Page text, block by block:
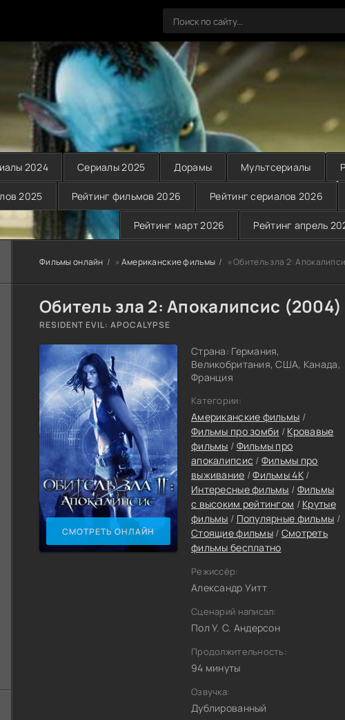
2024 Сериалы 2025 Дорамы Мультсериалы
2025 Рейтинг фильмов 2026 Рейтинг сериалов 2026
Рейтинг март 2026 Рейтинг апрель
Фильмы онлайн » Американские фильмы » Обитель зла 2:
Обитель зла 2: Апокалипсис (2004)
RESIDENT EVIL: APOCALYPSE
СМОТРЕТЬ ОНЛАЙН
Страна: Германия,
Великобритания, США, Канада,
Франция
Категории:
Американские фильмы /
Фильмы про зомби / Кровавые
фильмы / Фильмы про
апокалипсис / Фильмы про
выживание /Фильмы 4K/
Интересные фильмы / Фильмы
с высоким рейтингом / Крутые
фильмы / Популярные фильмы /
Стоящие фильмы/ Смотреть
фильмы бесплатно
Режиссёр:
Александр Уитт
Сценарий написал:
Пол У. С. Андерсон
Продолжительность:
94 минуты
Озвучка:
Дублированный